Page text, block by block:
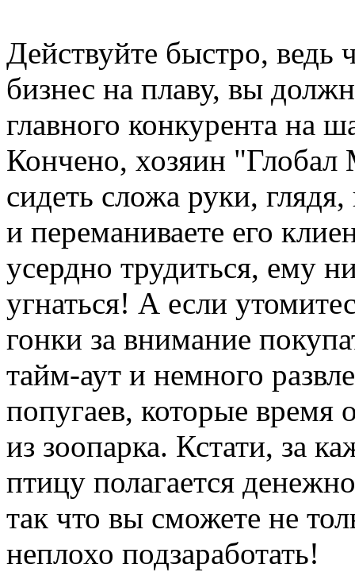
Действуйте быстро, ведь
бизнес на плаву, вы
главного конкурента на
Кончено, хозяин "Глобал
сидеть сложа руки,
и переманиваете его
усердно трудиться, ему
угнаться! А если
гонки за внимание
тайм-аут и немного
попугаев, которые время
из зоопарка. Кстати, за
птицу полагается
так что вы сможете не
неплохо подзаработать!